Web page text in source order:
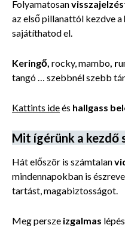
Folyamatosan
az első pillanattól kezdve
sajátíthatod el.
Keringő, rocky, mambo , r
tangó … szebbnél szebb
Kattints ideés hallgass
Mit ígérünk a kezdő
Hát először is számtalan
mindennapokban is
tartást, magabiztosságot.
Meg persze izgalmas